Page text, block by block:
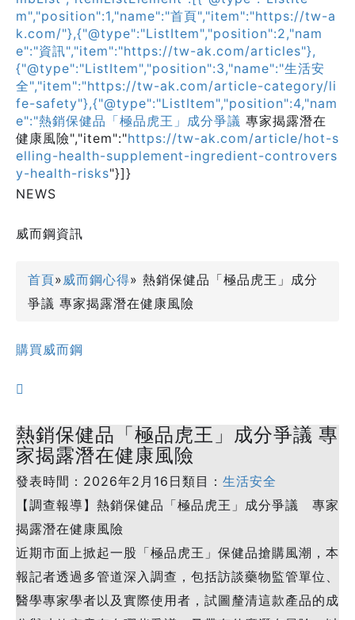
m","position":1,"name":"首頁","item":"https://tw-a
k.com/"},{"@type":"ListItem","position":2,"nam
e":"資訊","item":"https://tw-ak.com/articles"},
{"@type":"ListItem","position":3,"name":"生活安
全","item":"https://tw-ak.com/article-category/li
fe-safety"},{"@type":"ListItem","position":4,"nam
e":"熱銷保健品「極品虎王」成分爭議 專家揭露潛在
健康風險","item":"https://tw-ak.com/article/hot-s
elling-health-supplement-ingredient-controvers
y-health-risks"}]}
NEWS
威而鋼資訊
首頁»威而鋼心得» 熱銷保健品「極品虎王」成分
爭議 專家揭露潛在健康風險
購買威而鋼

熱銷保健品「極品虎王」成分爭議 專
家揭露潛在健康風險
發表時間：2026年2月16日類目： 生活安全
【調查報導】熱銷保健品「極品虎王」成分爭議 專家
揭露潛在健康風險
近期市面上掀起一股「極品虎王」保健品搶購風潮，本
報記者透過多管道深入調查，包括訪談藥物監管單位、
醫學專家學者以及實際使用者，試圖釐清這款產品的成